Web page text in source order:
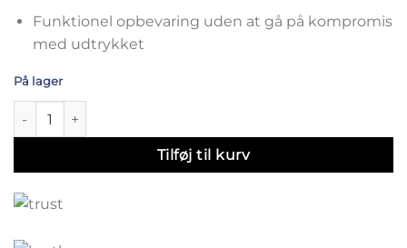
Funktionel opbevaring uden at gå på kompromis
med udtrykket
På lager
FJORD knagerække med hylde i egetræ natur - 70 cm antal
Tilføj til kurv